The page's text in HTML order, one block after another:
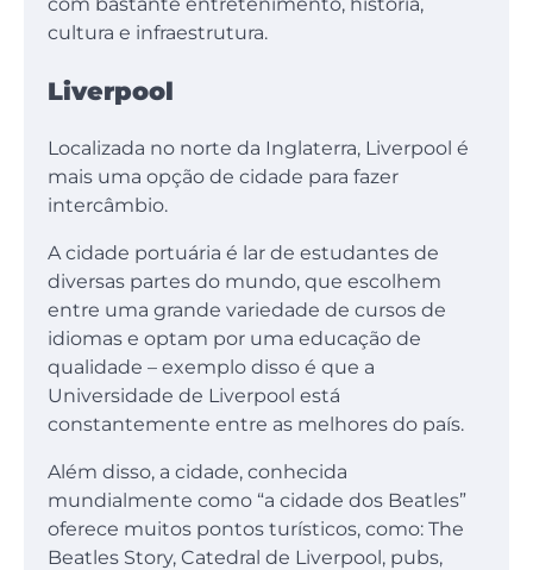
com bastante entretenimento, história,
cultura e infraestrutura.
Liverpool
Localizada no norte da Inglaterra, Liverpool é
mais uma opção de cidade para fazer
intercâmbio.
A cidade portuária é lar de estudantes de
diversas partes do mundo, que escolhem
entre uma grande variedade de cursos de
idiomas e optam por uma educação de
qualidade – exemplo disso é que a
Universidade de Liverpool está
constantemente entre as melhores do país.
Além disso, a cidade, conhecida
mundialmente como “a cidade dos Beatles”
oferece muitos pontos turísticos, como: The
Beatles Story, Catedral de Liverpool, pubs,